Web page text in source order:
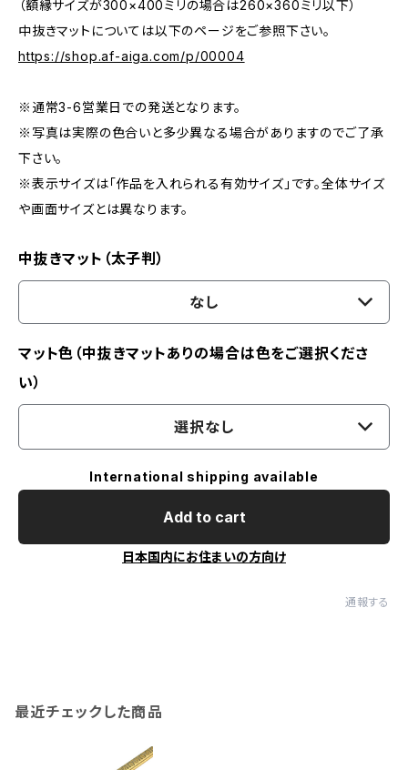
（額縁サイズが300×400ミリの場合は260×360ミリ以下）
中抜きマットについては以下のページをご参照下さい。
https://shop.af-aiga.com/p/00004
※通常3-6営業日での発送となります。
※写真は実際の色合いと多少異なる場合がありますのでご了承
下さい。
※表示サイズは「作品を入れられる有効サイズ」です。全体サイズ
や画面サイズとは異なります。
中抜きマット（太子判）
なし
マット色（中抜きマットありの場合は色をご選択くださ
い）
選択なし
International shipping available
Add to cart
日本国内にお住まいの方向け
通報する
最近チェックした商品